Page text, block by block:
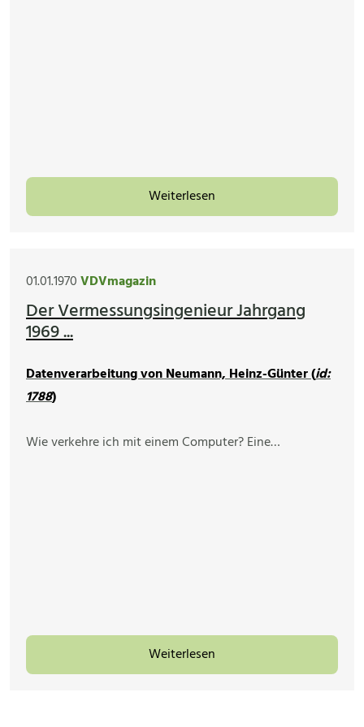
Weiterlesen
01.01.1970VDVmagazin
Der Vermessungsingenieur Jahrgang
1969 ...
Datenverarbeitung von Neumann, Heinz-Günter (id:
1788)
Wie verkehre ich mit einem Computer? Eine…
Weiterlesen